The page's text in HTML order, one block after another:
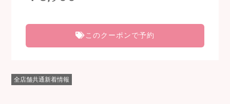
このクーポンで予約
全店舗共通新着情報